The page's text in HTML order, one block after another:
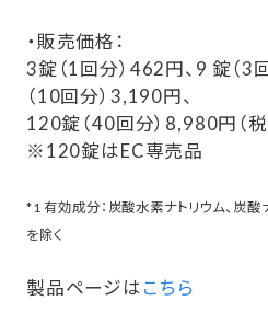
・販売価格：
3錠（1回分）462円、9 錠（3
（10回分）3,190円、
120錠（40回分）8,980円
※120錠はEC専売品
*1 有効成分：炭酸水素ナトリウム、炭
を除く
製品ページはこちら